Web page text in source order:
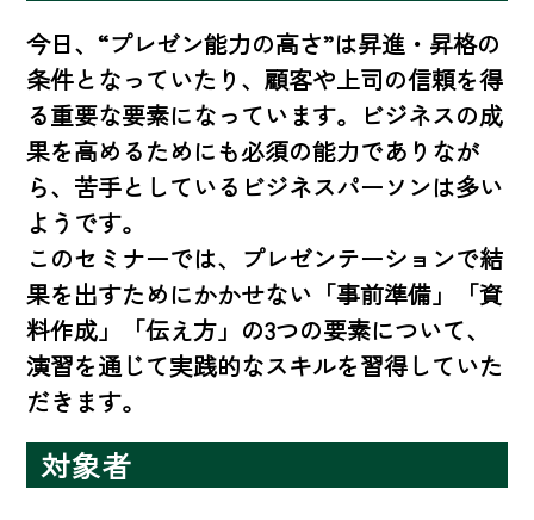
今日、“プレゼン能力の高さ”は昇進・昇格の
条件となっていたり、顧客や上司の信頼を得
る重要な要素になっています。ビジネスの成
果を高めるためにも必須の能力でありなが
ら、苦手としているビジネスパーソンは多い
ようです。
このセミナーでは、プレゼンテーションで結
果を出すためにかかせない「事前準備」「資
料作成」「伝え方」の3つの要素について、
演習を通じて実践的なスキルを習得していた
だきます。
対象者